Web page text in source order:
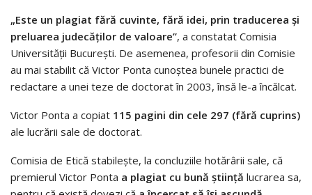
„Este un plagiat fără cuvinte, fără idei, prin traducerea şi
preluarea judecăţilor de valoare”, a constatat Comisia
Universităţii Bucureşti. De asemenea, profesorii din Comisie
au mai stabilit că Victor Ponta cunoştea bunele practici de
redactare a unei teze de doctorat în 2003, însă le-a încălcat.
Victor Ponta a copiat 115 pagini din cele 297 (fără cuprins)
ale lucrării sale de doctorat.
Comisia de Etică stabileşte, la concluziile hotărârii sale, că
premierul Victor Ponta a plagiat cu bună ştiinţă lucrarea sa,